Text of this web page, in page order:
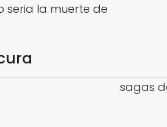
seria la muerte de